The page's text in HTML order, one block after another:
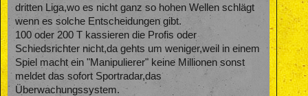
dritten Liga,wo es nicht ganz so hohen Wellen schlägt
wenn es solche Entscheidungen gibt.
100 oder 200 T kassieren die Profis oder
Schiedsrichter nicht,da gehts um weniger,weil in einem
Spiel macht ein "Manipulierer" keine Millionen sonst
meldet das sofort Sportradar,das
Überwachungssystem.